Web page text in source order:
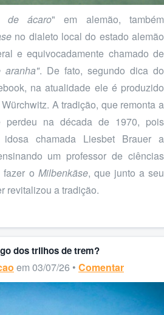
de ácaro" em alemão, também
no dialeto local do estado alemão
e equivocadamente chamado de
aranha". De fato, segundo dica do
na atualidade ele é produzido
A tradição, que remonta a
perdeu na década de 1970, pois
chamada Liesbet Brauer a
um professor de ciências
fazer o Milbenkäse, que junto a seu
revitalizou a tradição.
dos trilhos de trem?
em 03/07/26 • Comentar